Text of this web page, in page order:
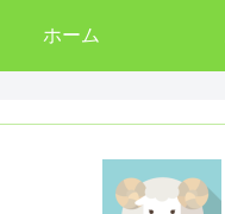
ホーム